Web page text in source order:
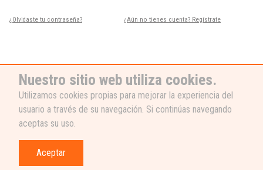
¿Olvidaste tu contraseña? ¿Aún no tienes cuenta? Regístrate
Nuestro sitio web utiliza cookies.
Utilizamos cookies propias para mejorar la experiencia del
usuario a través de su navegación. Si continúas navegando
aceptas su uso.
Aceptar
¿NECESITAS AYUDA?
Nuestro equipo de soporte está listo